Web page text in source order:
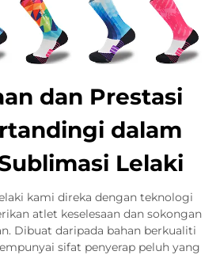
dan Prestasi
dalam
Lelaki
kami direka dengan teknologi
atlet keselesaan dan sokongan
Dibuat daripada bahan berkualiti
sifat penyerap peluh yang